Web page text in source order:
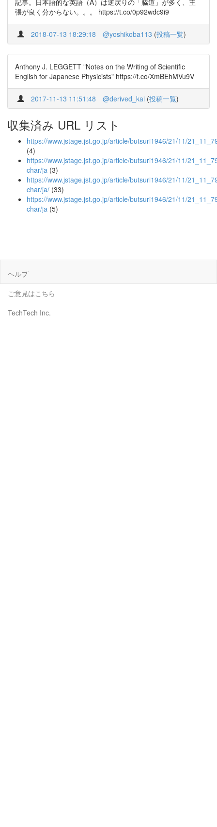
記事。日本語的な英語（A）は逆戻りの「脇道」が多く、主
張が良く分からない。。。 https://t.co/0p92wdc9i9
2018-07-13 18:29:18 @yoshikoba113 (投稿一覧)
Anthony J. LEGGETT "Notes on the Writing of Scientific
English for Japanese Physicists" https://t.co/XmBEhMVu9V
2017-11-13 11:51:48 @derived_kai (投稿一覧)
収集済み URL リスト
https://www.jstage.jst.go.jp/article/butsuri1946/21/11/
(4)
https://www.jstage.jst.go.jp/article/butsuri1946/21/11/
char/ja (3)
https://www.jstage.jst.go.jp/article/butsuri1946/21/11/
char/ja/ (33)
https://www.jstage.jst.go.jp/article/butsuri1946/21/11/
char/ja (5)
ヘルプ
ご意見はこちら
TechTech Inc.